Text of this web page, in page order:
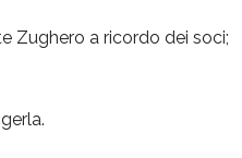
Zughero a ricordo dei soci;